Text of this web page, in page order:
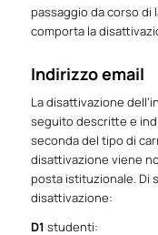
passaggio da corso di
comporta la
Indirizzo email
La disattivazione
seguito descritte e
seconda del tipo di
disattivazione viene
posta istituzionale. Di
disattivazione:
D1 studenti: